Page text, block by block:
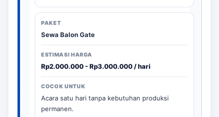
Sewa Balon Gate
Rp2.000.000 - Rp3.000.000 / hari
Acara satu hari tanpa kebutuhan produksi
permanen.